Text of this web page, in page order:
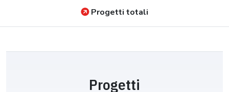
Progetti totali
Progetti